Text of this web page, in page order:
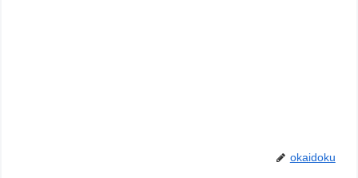
okaidoku